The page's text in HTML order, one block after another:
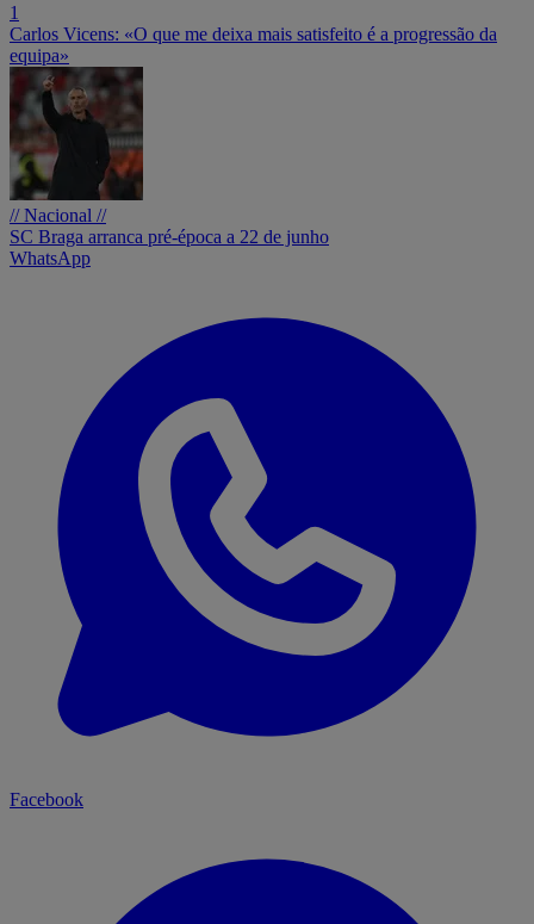
1
Carlos Vicens: «O que me deixa mais satisfeito é a progressão da
equipa»
// Nacional //
SC Braga arranca pré-época a 22 de junho
WhatsApp
Facebook